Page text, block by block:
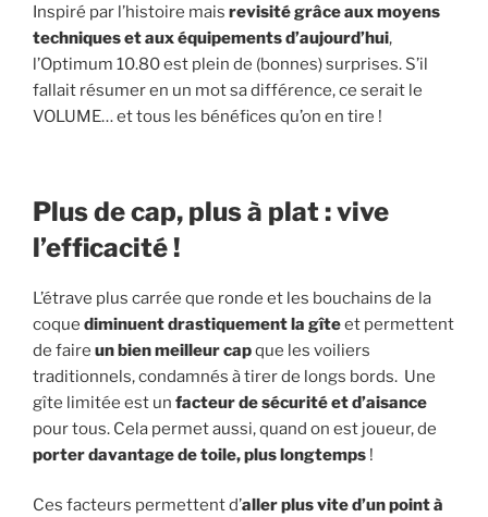
Inspiré par l’histoire mais revisité grâce aux moyens
techniques et aux équipements d’aujourd’hui,
l’Optimum 10.80 est plein de (bonnes) surprises. S’il
fallait résumer en un mot sa différence, ce serait le
VOLUME… et tous les bénéfices qu’on en tire !
Plus de cap, plus à plat : vive
l’efficacité !
L’étrave plus carrée que ronde et les bouchains de la
coque diminuent drastiquement la gîteet permettent
de faire un bien meilleur capque les voiliers
traditionnels, condamnés à tirer de longs bords. Une
gîte limitée est un facteur de sécuritéet d’aisance
pour tous. Cela permet aussi, quand on est joueur, de
porter davantage de toile, plus longtemps !
Ces facteurs permettent d’aller plus vite d’un point à